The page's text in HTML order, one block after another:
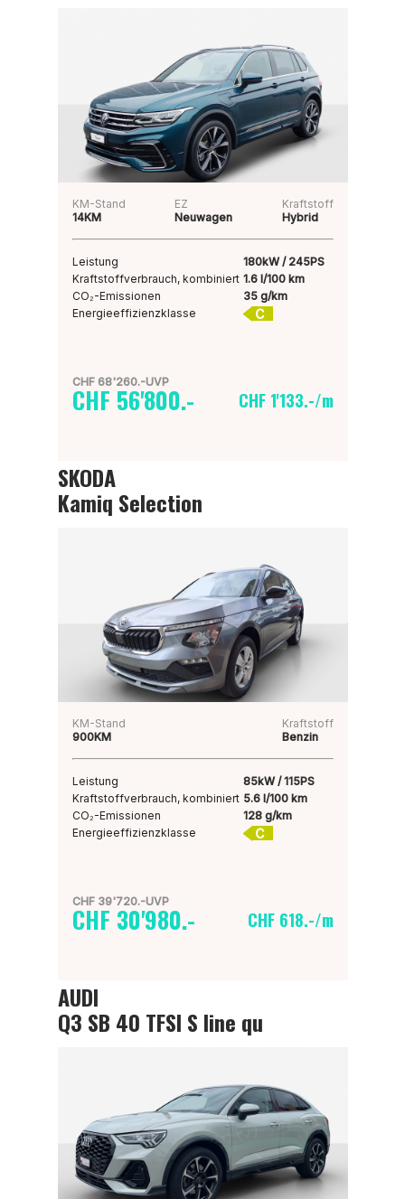
KM-Stand
14KM
EZ
Neuwagen
Kraftstoff
Hybrid
Leistung
180kW / 245PS
Kraftstoffverbrauch, kombiniert 1.6 l/100 km
CO₂-Emissionen
35 g/km
Energieeffizienzklasse
C
CHF 68'260.-UVP
CHF 56'800.- CHF 1'133.-/m
SKODA
Kamiq Selection
KM-Stand
900KM
Kraftstoff
Benzin
Leistung
85kW / 115PS
Kraftstoffverbrauch, kombiniert 5.6 l/100 km
CO₂-Emissionen
128 g/km
Energieeffizienzklasse
C
CHF 39'720.-UVP
CHF 30'980.- CHF 618.-/m
AUDI
Q3 SB 40 TFSI S line qu